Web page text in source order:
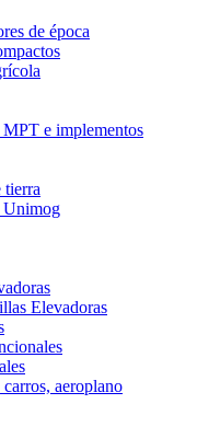
de época
e implementos
tierra
Unimog
Elevadoras
aeroplano